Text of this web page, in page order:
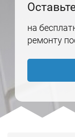
на
ремонту